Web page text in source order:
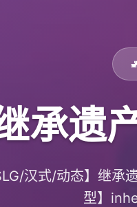
承遗
汉式/动态】继承
型】